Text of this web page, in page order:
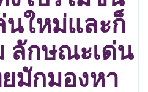
นใหม่และก็
ลักษณะเด่น
มักมองหา